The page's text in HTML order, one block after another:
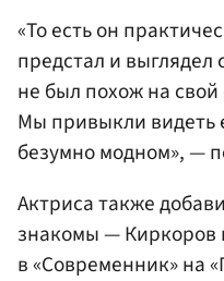
«То есть он
предстал и
не был похож на
Мы привыкли видеть
безумно модном», —
Актриса также
знакомы — Киркоров
в «Современник» на